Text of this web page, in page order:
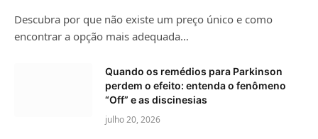
Descubra por que não existe um preço único e como
encontrar a opção mais adequada…
Quando os remédios para Parkinson
perdem o efeito: entenda o fenômeno
“Off” e as discinesias
julho 20, 2026